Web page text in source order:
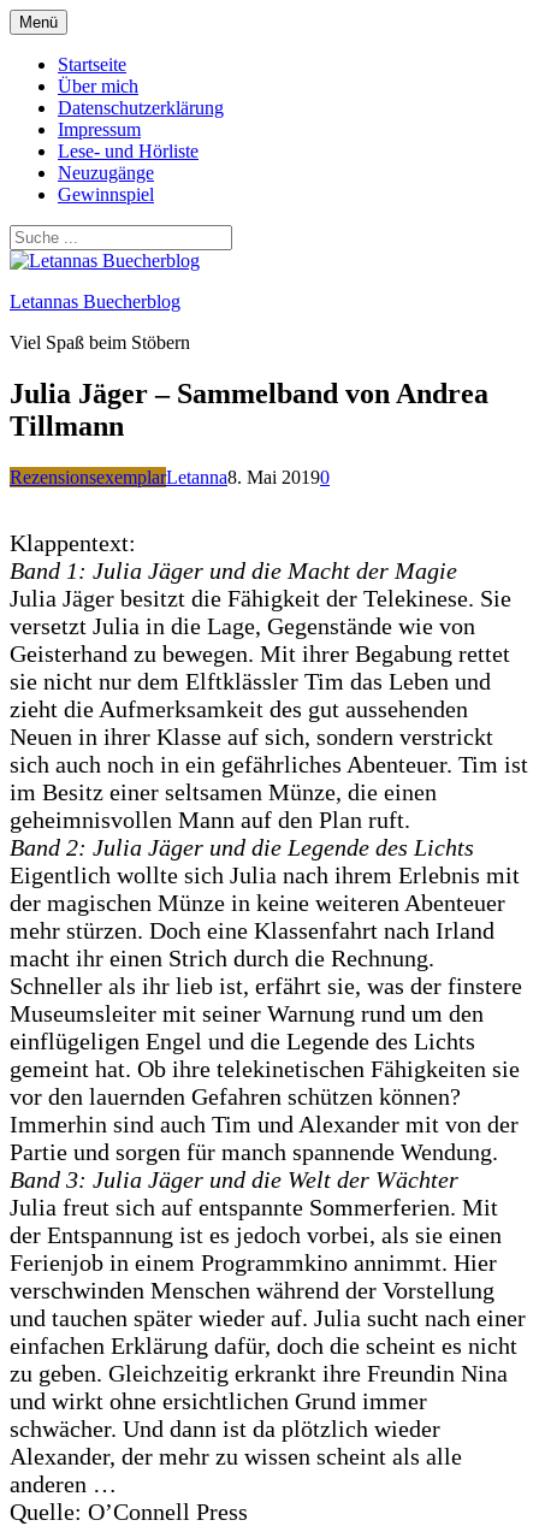
Zum
Inhalt
springen
Menü
Startseite
Über mich
Datenschutzerklärung
Impressum
Lese- und Hörliste
Neuzugänge
Gewinnspiel
Letannas Buecherblog
Viel Spaß beim Stöbern
Julia Jäger – Sammelband von Andrea
Tillmann
RezensionsexemplarLetanna8. Mai 20190
Klappentext:
Band 1: Julia Jäger und die Macht der Magie
Julia Jäger besitzt die Fähigkeit der Telekinese. Sie
versetzt Julia in die Lage, Gegenstände wie von
Geisterhand zu bewegen. Mit ihrer Begabung rettet
sie nicht nur dem Elftklässler Tim das Leben und
zieht die Aufmerksamkeit des gut aussehenden
Neuen in ihrer Klasse auf sich, sondern verstrickt
sich auch noch in ein gefährliches Abenteuer. Tim ist
im Besitz einer seltsamen Münze, die einen
geheimnisvollen Mann auf den Plan ruft.
Band 2: Julia Jäger und die Legende des Lichts
Eigentlich wollte sich Julia nach ihrem Erlebnis mit
der magischen Münze in keine weiteren Abenteuer
mehr stürzen. Doch eine Klassenfahrt nach Irland
macht ihr einen Strich durch die Rechnung.
Schneller als ihr lieb ist, erfährt sie, was der finstere
Museumsleiter mit seiner Warnung rund um den
einflügeligen Engel und die Legende des Lichts
gemeint hat. Ob ihre telekinetischen Fähigkeiten sie
vor den lauernden Gefahren schützen können?
Immerhin sind auch Tim und Alexander mit von der
Partie und sorgen für manch spannende Wendung.
Band 3: Julia Jäger und die Welt der Wächter
Julia freut sich auf entspannte Sommerferien. Mit
der Entspannung ist es jedoch vorbei, als sie einen
Ferienjob in einem Programmkino annimmt. Hier
verschwinden Menschen während der Vorstellung
und tauchen später wieder auf. Julia sucht nach einer
einfachen Erklärung dafür, doch die scheint es nicht
zu geben. Gleichzeitig erkrankt ihre Freundin Nina
und wirkt ohne ersichtlichen Grund immer
schwächer. Und dann ist da plötzlich wieder
Alexander, der mehr zu wissen scheint als alle
anderen …
Quelle: O’Connell Press